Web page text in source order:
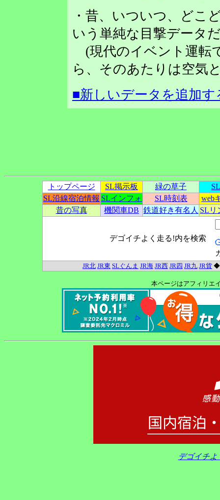
・昔、いついつ、どこ
いう単純な目撃データ
(現代のイベント運転
ら、そのあたりは空気
■新しいデータを追加す
トップページ SL掲示板 緑の草子
SL沿線宿泊情報 SLインフォ SL時刻表
web
昔の写真
機関車DB 鉄道好き有名人 SLリ
デゴイチよく走る!内を検索
JR北 JR東 SLぐんま JR海 JR西 JR四 JR九 JR貨
本ページはアフィリエ
デゴイチよ